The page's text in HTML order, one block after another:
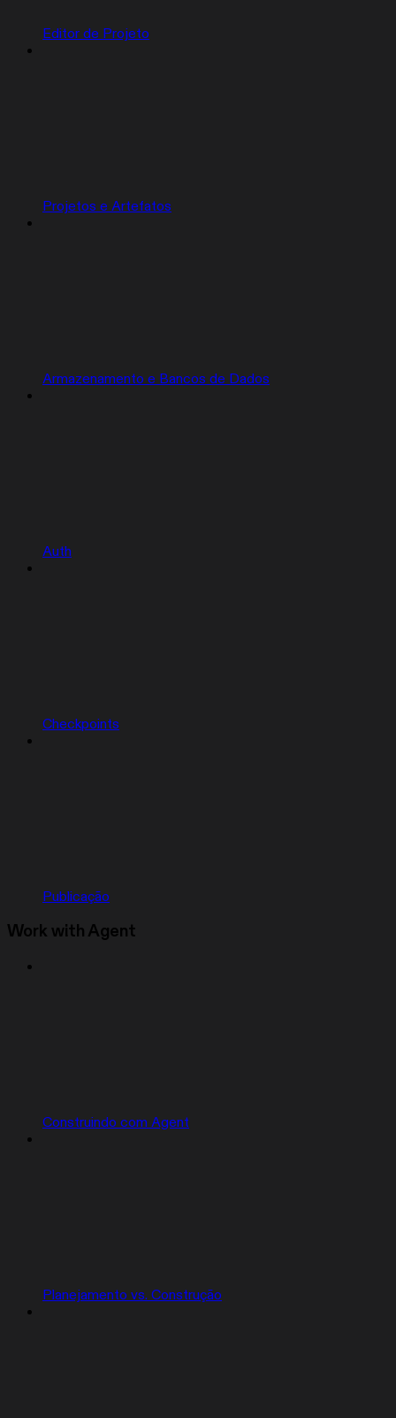
Editor de Projeto
Projetos e Artefatos
Armazenamento e Bancos de Dados
Auth
Checkpoints
Publicação
Work with Agent
Construindo com Agent
Planejamento vs. Construção